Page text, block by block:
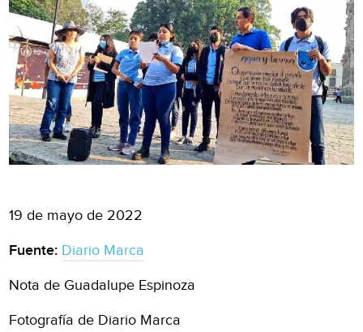
19 de mayo de 2022
Fuente: Diario Marca
Nota de Guadalupe Espinoza
Fotografía de Diario Marca